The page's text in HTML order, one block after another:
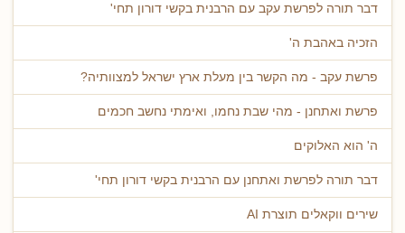
דבר תורה לפרשת עקב עם הרבנית בקשי דורון תחי'
הזכיה באהבת ה'
פרשת עקב - מה הקשר בין מעלת ארץ ישראל למצוותיה?
פרשת ואתחנן - מהי שבת נחמו, ואימתי נחשב חכמים
ה' הוא האלוקים
דבר תורה לפרשת ואתחנן עם הרבנית בקשי דורון תחי'
שירים ווקאלים תוצרת AI